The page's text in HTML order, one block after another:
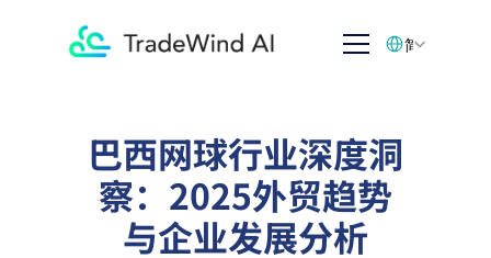
巴西网球行业深度洞
察：2025外贸趋势
与企业发展分析
简体中文